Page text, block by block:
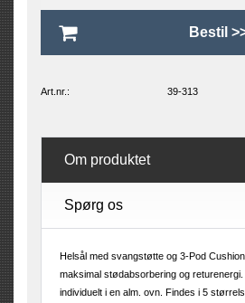
39-313
Art.nr.:
Om produktet
Spørg os
Helsål med svangstøtte og 3-Pod
maksimal stødabsorbering og
individuelt i en alm. ovn. Findes i 5